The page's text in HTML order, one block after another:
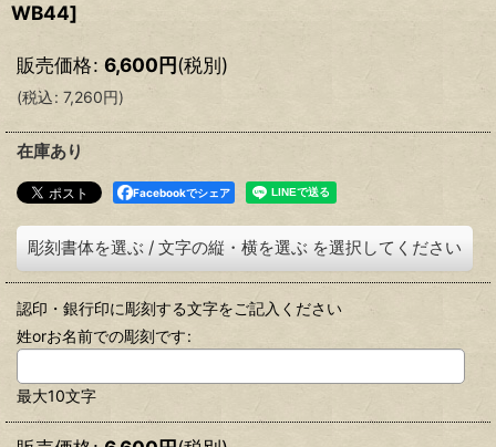
WB44]
販売価格: 6,600円(税別)
(税込: 7,260円)
在庫あり
Facebookでシェア
彫刻書体を選ぶ / 文字の縦・横を選ぶ を選択してください
認印・銀行印に彫刻する文字をご記入ください
姓orお名前での彫刻です:
最大10文字